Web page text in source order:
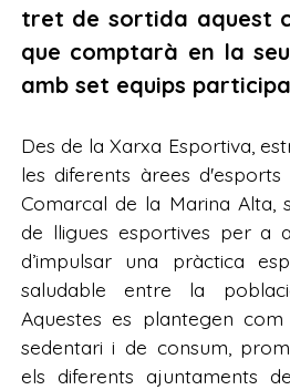
tret de sortida aquest
que comptarà en la
amb set equips
Des de la Xarxa Esportiva,
les diferents àrees
Comarcal de la Marina Alta,
de lligues esportives per a
d’impulsar una pràctica
saludable entre la
Aquestes es plantegen
sedentari i de consum,
els diferents ajuntaments